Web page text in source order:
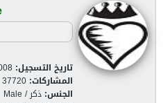
تاريخ التسجيل:
المشاركات: 37720
الجنس: ذكر / Male